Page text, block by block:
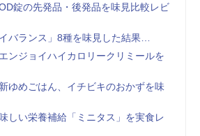
錠の先発品・後発品を味見比較レビ
バランス」8種を味見した結果…
ンジョイハイカロリークリミールを
ゆめごはん、イチビキのおかずを味
しい栄養補給「ミニタス」を実食レ